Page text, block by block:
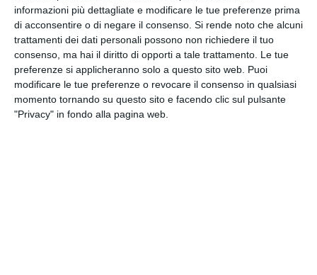
informazioni più dettagliate e modificare le tue preferenze prima
di acconsentire o di negare il consenso. Si rende noto che alcuni
trattamenti dei dati personali possono non richiedere il tuo
consenso, ma hai il diritto di opporti a tale trattamento. Le tue
preferenze si applicheranno solo a questo sito web. Puoi
modificare le tue preferenze o revocare il consenso in qualsiasi
momento tornando su questo sito e facendo clic sul pulsante
"Privacy" in fondo alla pagina web.
via Email(GRATUITO)
CONDIVIDI QUESTA
CARTOLINA
Facebook, Twitter, WhatsApp, ...